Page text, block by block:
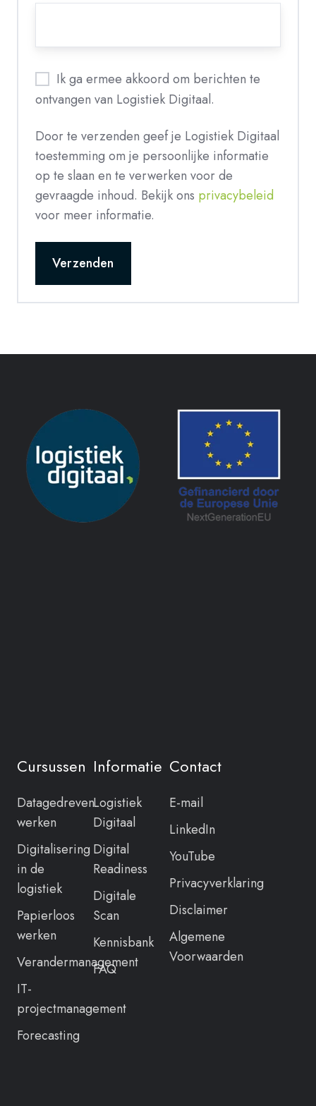
Ik ga ermee akkoord om berichten te
ontvangen van Logistiek Digitaal.
Door te verzenden geef je Logistiek Digitaal
toestemming om je persoonlijke informatie
op te slaan en te verwerken voor de
gevraagde inhoud. Bekijk ons privacybeleid
voor meer informatie.
Cursussen
Datagedreven
werken
Digitalisering
in de
logistiek
Papierloos
werken
Verandermanagement
IT-
projectmanagement
Forecasting
Informatie
Logistiek
Digitaal
Digital
Readiness
Digitale
Scan
Kennisbank
FAQ
Contact
E-mail
LinkedIn
YouTube
Privacyverklaring
Disclaimer
Algemene
Voorwaarden